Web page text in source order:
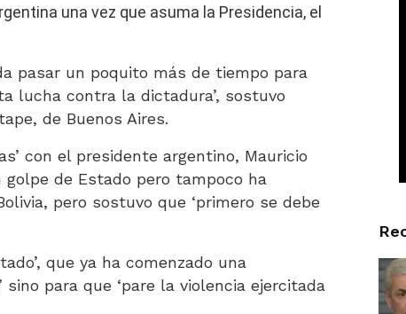
una vez que asuma la Presidencia, el
pasar un poquito más de tiempo para
lucha contra la dictadura’, sostuvo
de Buenos Aires.
con el presidente argentino, Mauricio
de Estado pero tampoco ha
pero sostuvo que ‘primero se debe
que ya ha comenzado una
sino para que ‘pare la violencia ejercitada